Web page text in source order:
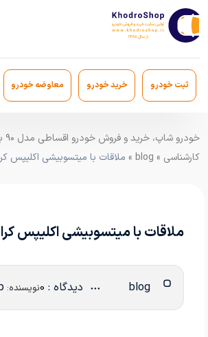
ثبت خودرو خرید خودرو معاوضه خودرو
کارشناسی »
blog » ملاقات با میتسوبیشی اکلیپس
ملاقات با میتسوبیشی اکلیپس
دیدگاه : 0 نویسنده: